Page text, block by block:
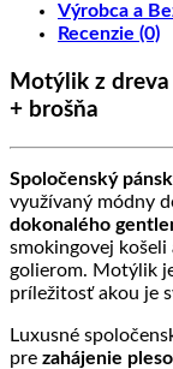
Výrobca a
Recenzie (0)
Motýlik z
+ brošňa
Spoločenský
využívaný módny
dokonalého
smokingovej košeli
golierom. Motýlik
príležitosť akou je
Luxusné
pre zahájenie